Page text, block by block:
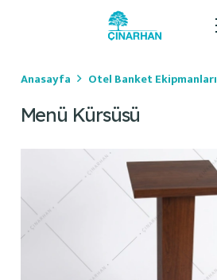
Anasayfa Otel Banket Ekipmanları
Menü Kürsüsü